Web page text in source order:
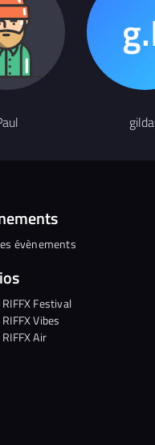
évènements
Festival
Vibes
Air